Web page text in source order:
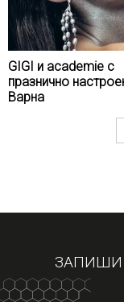
GIGI и academie с
празнично
Варна
ЗАПИШИ